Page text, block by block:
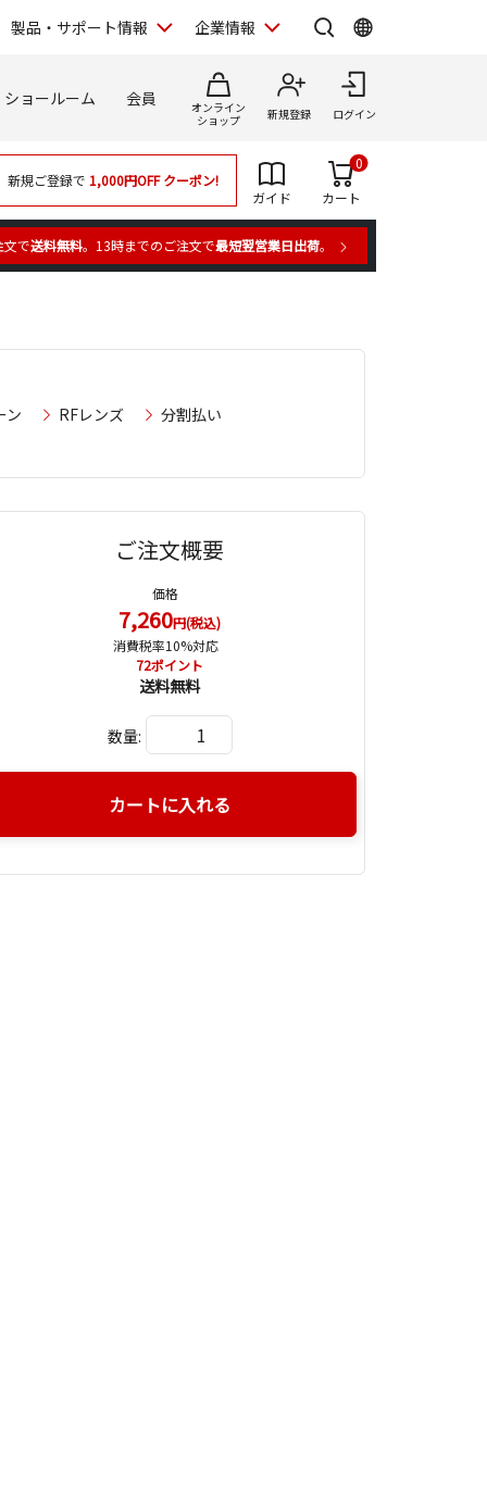
製品・サポート情報 企業情報
ショールーム 会員
オンライン
ショップ
新規登録 ログイン
新規ご登録で 1,000円OFFクーポン!
ガイド
カート
0
で送料無料。13時までのご注文で最短翌営業日出荷。
ン RFレンズ 分割払い
ご注文概要
価格
7,260円(税込)
消費税率10%対応
72ポイント
送料無料
数量:
カートに入れる